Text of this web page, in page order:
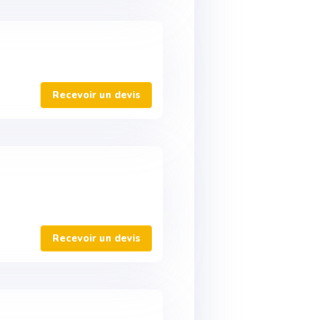
Recevoir un devis
Recevoir un devis